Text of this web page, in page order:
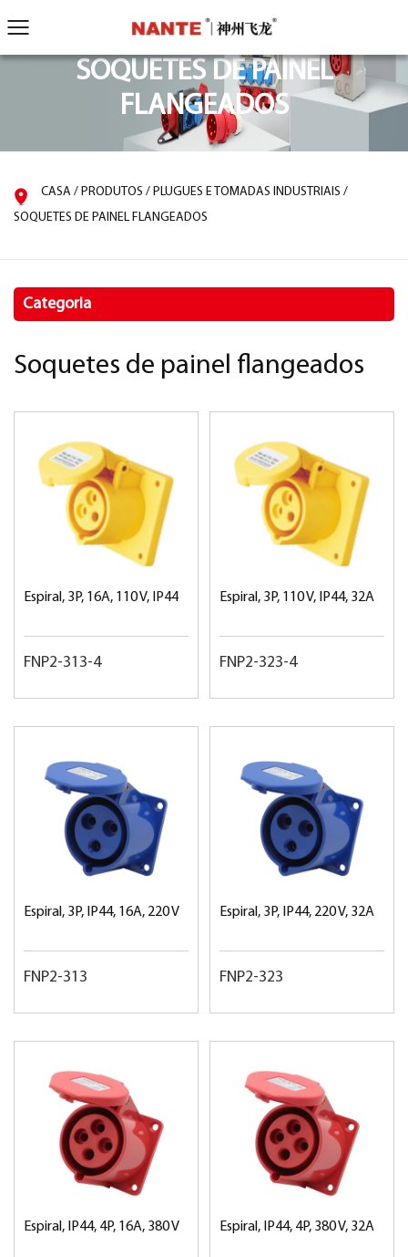
SOQUETES DE PAINEL
FLANGEADOS
CASA / PRODUTOS / PLUGUES E TOMADAS INDUSTRIAIS /
SOQUETES DE PAINEL FLANGEADOS
Categoria
Soquetes de painel flangeados
Espiral, 3P, 16A, 110 V, IP44
FNP2-313-4
Espiral, 3P, 110 V, IP44, 32A
FNP2-323-4
Espiral, 3P, IP44, 16A, 220 V
FNP2-313
Espiral, 3P, IP44, 220 V, 32A
FNP2-323
Espiral, IP44, 4P, 16A, 380 V Espiral, IP44, 4P, 380 V, 32A